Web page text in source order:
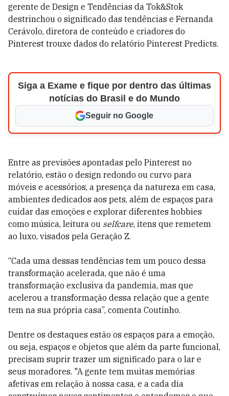
gerente de Design e Tendências da Tok&Stok
destrinchou o significado das tendências e Fernanda
Cerávolo, diretora de conteúdo e criadores do
Pinterest trouxe dados do relatório Pinterest Predicts.
Siga a Exame e fique por dentro das últimas
notícias do Brasil e do Mundo
Seguir no Google
Entre as previsões apontadas pelo Pinterest no
relatório, estão o design redondo ou curvo para
móveis e acessórios, a presença da natureza em casa,
ambientes dedicados aos pets, além de espaços para
cuidar das emoções e explorar diferentes hobbies
como música, leitura ou selfcare, itens que remetem
ao luxo, visados pela Geração Z.
“Cada uma dessas tendências tem um pouco dessa
transformação acelerada, que não é uma
transformação exclusiva da pandemia, mas que
acelerou a transformação dessa relação que a gente
tem na sua própria casa”, comenta Coutinho.
Dentre os destaques estão os espaços para a emoção,
ou seja, espaços e objetos que além da parte funcional,
precisam suprir trazer um significado para o lar e
seus moradores. "A gente tem muitas memórias
afetivas em relação à nossa casa, e a cada dia